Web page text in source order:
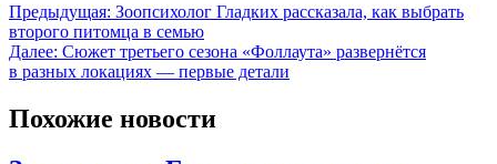
Предыдущая: Зоопсихолог Гладких рассказала, как выбрать
второго питомца в семью
Далее: Сюжет третьего сезона «Фоллаута» развернётся
в разных локациях — первые детали
Похожие новости